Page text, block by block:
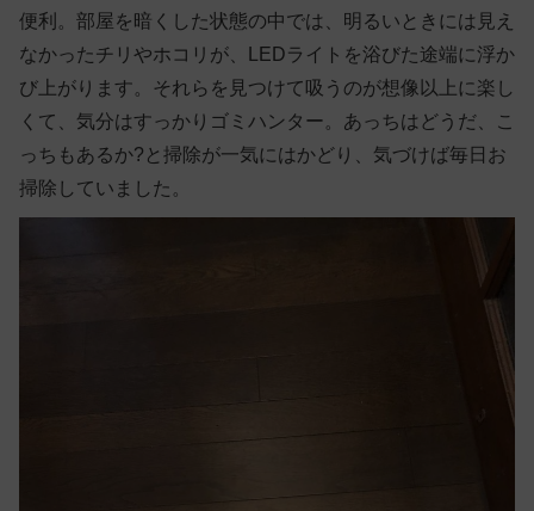
便利。部屋を暗くした状態の中では、明るいときには見え
なかったチリやホコリが、LEDライトを浴びた途端に浮か
び上がります。それらを見つけて吸うのが想像以上に楽し
くて、気分はすっかりゴミハンター。あっちはどうだ、こ
っちもあるか?と掃除が一気にはかどり、気づけば毎日お
掃除していました。